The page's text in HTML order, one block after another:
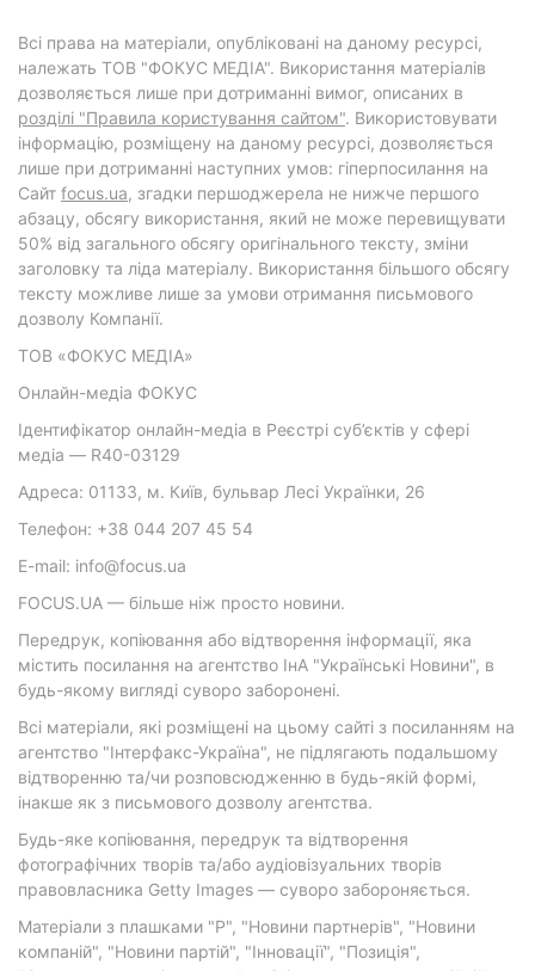
Всі права на матеріали, опубліковані на даному ресурсі,
належать ТОВ "ФОКУС МЕДІА". Використання матеріалів
дозволяється лише при дотриманні вимог, описаних в
розділі "Правила користування сайтом". Використовувати
інформацію, розміщену на даному ресурсі, дозволяється
лише при дотриманні наступних умов: гіперпосилання на
Cайт focus.ua, згадки першоджерела не нижче першого
абзацу, обсягу використання, який не може перевищувати
50% від загального обсягу оригінального тексту, зміни
заголовку та ліда матеріалу. Використання більшого обсягу
тексту можливе лише за умови отримання письмового
дозволу Компанії.
ТОВ «ФОКУС МЕДІА»
Онлайн-медіа ФОКУС
Ідентифікатор онлайн-медіа в Реєстрі суб’єктів у сфері
медіа — R40-03129
Адреса: 01133, м. Київ, бульвар Лесі Українки, 26
Телефон: +38 044 207 45 54
E-mail: info@focus.ua
FOCUS.UA — більше ніж просто новини.
Передрук, копіювання або відтворення інформації, яка
містить посилання на агентство ІнА "Українські Новини", в
будь-якому вигляді суворо заборонені.
Всі матеріали, які розміщені на цьому сайті з посиланням на
агентство "Інтерфакс-Україна", не підлягають подальшому
відтворенню та/чи розповсюдженню в будь-якій формі,
інакше як з письмового дозволу агентства.
Будь-яке копіювання, передрук та відтворення
фотографічних творів та/або аудіовізуальних творів
правовласника Getty Images — суворо забороняється.
Матеріали з плашками "Р", "Новини партнерів", "Новини
компаній", "Новини партій", "Інновації", "Позиція",